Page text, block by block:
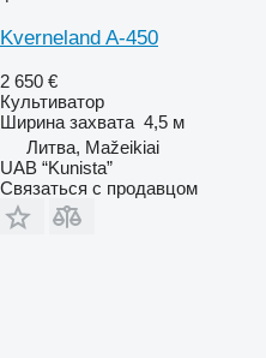
Kverneland A-450
2 650 €
Культиватор
Ширина захвата 4,5 м
Литва, Mažeikiai
UAB “Kunista”
Связаться с продавцом